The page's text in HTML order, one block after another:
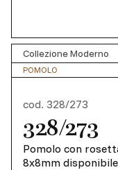
Collezione Moderno
POMOLO
cod. 328/273
328/273
Pomolo con
8x8mm